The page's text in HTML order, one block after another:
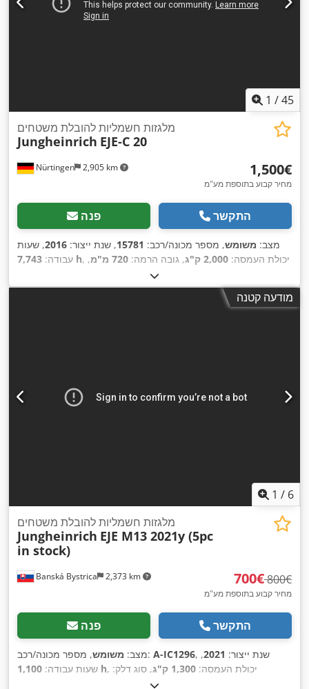
1 /45
Nürtingen 2,905 km
מלגזות חשמליות להובלת משטחים
Jungheinrich EJE-C 20
‏1,500 ‏€
מחיר קבוע בתוספת מע"מ
פנה התקשר
מצב: משומש, מספר מכונה/רכב: 15781, שנת ייצור: 2016, שעות
עבודה: 7,743 h , יכולת העמסה: 2,000 ק"ג , גובה הרמה: 720 מ"מ
,
, סוג דלק:
בנייה:1,300 מ"מ , מתח סוללה: 24 V , אורך המזלג:1,150 מ"מ
,
מודעה קטנה
1 / 6
Banská Bystrica 2,373 km
מלגזות חשמליות להובלת משטחים
Jungheinrich EJE M13 2021y (5pc
in stock)
‏700 ‏€ ‏800 ‏€
מחיר קבוע בתוספת מע"מ
פנה התקשר
מצב: משומש , מספר מכונה/רכב: A-IC1296 , שנת ייצור: 2021
,
שעות עבודה: 1,100 h , יכולת העמסה: 1,300 ק"ג
, סוג דלק: